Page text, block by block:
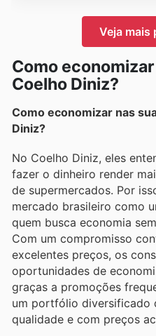
Veja mais
Como
Coelho Diniz?
Como economizar nas
Diniz?
No Coelho Diniz, eles
fazer o dinheiro render
de supermercados. Por
mercado brasileiro como
quem busca economia
Com um compromisso
excelentes preços, os
oportunidades de
graças a promoções
um portfólio diversificado
qualidade e com preços